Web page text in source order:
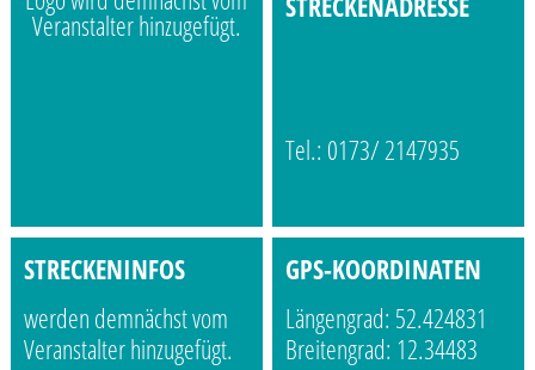
Veranstalter hinzugefügt.
Tel.: 0173/ 2147935
STRECKENINFOS
werden demnächst vom
Veranstalter hinzugefügt.
GPS-KOORDINATEN
Längengrad: 52.424831
Breitengrad: 12.34483